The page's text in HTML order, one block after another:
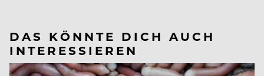
DAS KÖNNTE DICH AUCH
INTERESSIEREN